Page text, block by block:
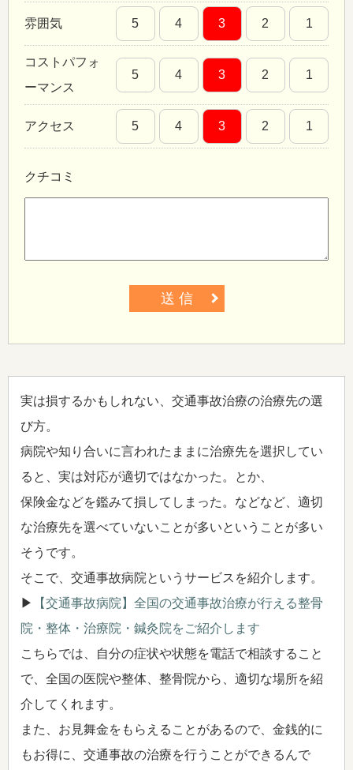
雰囲気 5 4 3 2 1
コストパフォ
ーマンス
5 4 3 2 1
アクセス 5 4 3 2 1
クチコミ
送 信
実は損するかもしれない、交通事故治療の治療先の選
び方。
病院や知り合いに言われたままに治療先を選択してい
ると、実は対応が適切ではなかった。とか、
保険金などを鑑みて損してしまった。などなど、適切
な治療先を選べていないことが多いということが多い
そうです。
そこで、交通事故病院というサービスを紹介します。
▶
【交通事故病院】全国の交通事故治療が行える整骨
院・整体・治療院・鍼灸院をご紹介します
こちらでは、自分の症状や状態を電話で相談すること
で、全国の医院や整体、整骨院から、適切な場所を紹
介してくれます。
また、お見舞金をもらえることがあるので、金銭的に
もお得に、交通事故の治療を行うことができるんで